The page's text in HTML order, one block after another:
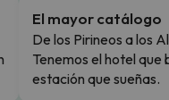
El mayor catálogo
De los Pirineos a los
Tenemos el hotel que
estación que sueñas.